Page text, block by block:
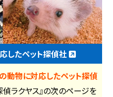
したペット探偵社
動物に対応したペット探偵
偵ラクヤス』の次のページを